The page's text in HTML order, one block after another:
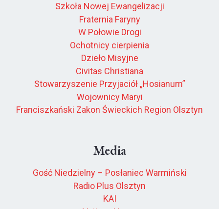
Szkoła Nowej Ewangelizacji
Fraternia Faryny
W Połowie Drogi
Ochotnicy cierpienia
Dzieło Misyjne
Civitas Christiana
Stowarzyszenie Przyjaciół „Hosianum”
Wojownicy Maryi
Franciszkański Zakon Świeckich Region Olsztyn
Media
Gość Niedzielny – Posłaniec Warmiński
Radio Plus Olsztyn
KAI